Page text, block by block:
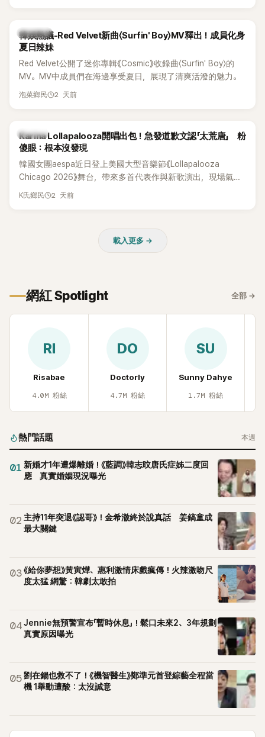
熱議討論
韓娛熱議-Red Velvet新曲〈Surfin' Boy〉MV釋出！成員化身
夏日辣妹
Red Velvet公開了迷你專輯《Cosmic》收錄曲〈Surfin' Boy〉的
MV。MV中成員們在海邊享受夏日，展現了清爽活潑的魅力。
泡菜鄉民 2 天前
K-POP
Karina Lollapalooza開唱出包！急發道歉文認「太荒唐」 粉
傻眼：根本沒發現
韓國女團aespa近日登上美國大型音樂節《Lollapalooza
Chicago 2026》舞台，帶來多首代表作與新歌演出，現場氣氛
嗨翻。不過，成員Karina卻在演出後主動坦承，自己因為太緊
K氏鄉民 2 天前
載入更多 →
網紅 Spotlight 全部 →
RI
Risabae
4.0M 粉絲
DO
Doctorly
4.7M 粉絲
SU
Sunny Dahye
1.7M 粉絲
熱門話題 本週
01 新婚才1年遭爆離婚！《藍調》韓志旼唐氏症姊二度回
應 真實婚姻現況曝光
02 主持11年突退《認哥》！金希澈終於說真話 姜鎬童成
最大關鍵
03《給你夢想》黃寅燁、惠利激情床戲瘋傳！火辣激吻尺
度太猛 網驚：韓劇太敢拍
04Jennie無預警宣布「暫時休息」！鬆口未來2、3年規劃
真實原因曝光
05劉在錫也救不了！《機智醫生》鄭準元首登綜藝全程當
機 1舉動遭酸：太沒誠意